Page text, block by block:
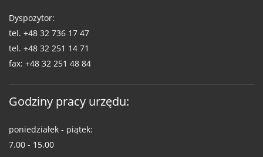
Dyspozytor:
tel. +48 32 736 17 47
tel. +48 32 251 14 71
fax: +48 32 251 48 84
Godziny pracy urzędu:
poniedziałek - piątek:
7.00 - 15.00